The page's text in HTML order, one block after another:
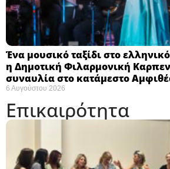
Ένα μουσικό ταξίδι στο
η Δημοτική Φιλαρμονική
συναυλία στο κατάμεστο
6 Αυγούστου 2026
Επικαιρότητα